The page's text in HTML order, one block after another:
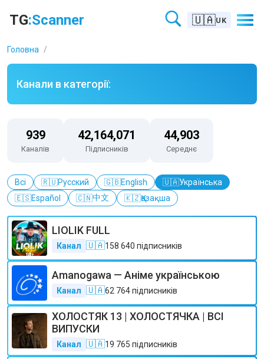
TG:Scanner 🇺🇦UK
Головна /
Канали в категорії:
939
Каналів
42,164,071
Підписників
44,903
Середнє
Всі 🇷🇺Русский 🇬🇧English 🇺🇦Українська
🇪🇸Español 🇨🇳中文 🇰🇿Қазақша
LIOLIK FULL
Канал 🇺🇦158 640 підписників
Amanogawa — Аніме українською
Канал 🇺🇦62 764підписників
ХОЛОСТЯК 13 | ХОЛОСТЯЧКА | ВСІ
ВИПУСКИ
Канал 🇺🇦19 765 підписників